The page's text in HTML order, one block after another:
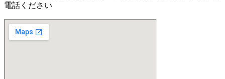
電話ください